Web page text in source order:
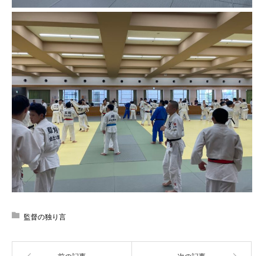
監督の独り言